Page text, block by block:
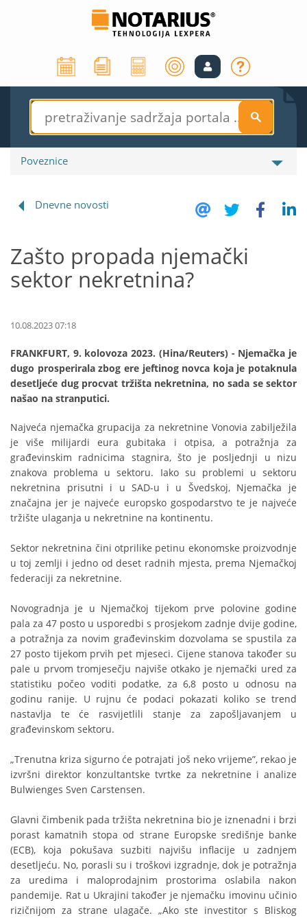
S
Poveznice
Dnevne novosti
Zašto propada njemački
sektor nekretnina?
10.08.2023 07:18
FRANKFURT, 9. kolovoza 2023. (Hina/Reuters) - Njemačka je
dugo prosperirala zbog ere jeftinog novca koja je potaknula
desetljeće dug procvat tržišta nekretnina, no sada se sektor
našao na stranputici.
Najveća njemačka grupacija za nekretnine Vonovia zabilježila
je više milijardi eura gubitaka i otpisa, a potražnja za
građevinskim radnicima stagnira, što je posljednji u nizu
znakova problema u sektoru. Iako su problemi u sektoru
nekretnina prisutni i u SAD-u i u Švedskoj, Njemačka je
značajna jer je najveće europsko gospodarstvo te je najveće
tržište ulaganja u nekretnine na kontinentu.
Sektor nekretnina čini otprilike petinu ekonomske proizvodnje
u toj zemlji i jedno od deset radnih mjesta, prema Njemačkoj
federaciji za nekretnine.
Novogradnja je u Njemačkoj tijekom prve polovine godine
pala za 47 posto u usporedbi s prosjekom zadnje dvije godine,
a potražnja za novim građevinskim dozvolama se spustila za
27 posto tijekom prvih pet mjeseci. Cijene stanova također su
pale u prvom tromjesečju najviše otkako je njemački ured za
statistiku počeo voditi podatke, za 6,8 posto u odnosu na
godinu ranije. U rujnu će podaci pokazati koliko se trend
nastavlja te će rasvijetlili stanje za zapošljavanjem u
građevinskom sektoru.
„Trenutna kriza sigurno će potrajati još neko vrijeme”, rekao je
izvršni direktor konzultantske tvrtke za nekretnine i analize
Bulwienges Sven Carstensen.
Glavni čimbenik pada tržišta nekretnina bio je iznenadni i brzi
porast kamatnih stopa od strane Europske središnje banke
(ECB), koja pokušava suzbiti najvišu inflacije u zadnjem
desetljeću. No, porasli su i troškovi izgradnje, dok je potražnja
za uredima i maloprodajnim prostorima oslabila nakon
pandemije. Rat u Ukrajini također je njemačku imovinu učinio
rizičnijom za strane ulagače. „Ako ste investitor s Bliskog